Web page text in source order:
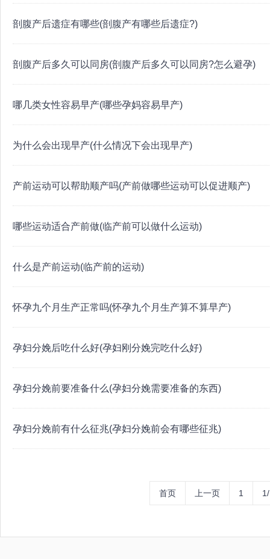
剖腹产后遗症有哪些(剖腹产有哪些后遗症?)
剖腹产后多久可以同房(剖腹产后多久可以同房?怎么避孕)
哪几类女性容易早产(哪些孕妈容易早产)
为什么会出现早产(什么情况下会出现早产)
产前运动可以帮助顺产吗(产前做哪些运动可以促进顺产)
哪些运动适合产前做(临产前可以做什么运动)
什么是产前运动(临产前的运动)
怀孕九个月生产正常吗(怀孕九个月生产算不算早产)
孕妇分娩后吃什么好(孕妇刚分娩完吃什么好)
孕妇分娩前要准备什么(孕妇分娩需要准备的东西)
孕妇分娩前有什么征兆(孕妇分娩前会有哪些征兆)
首页 上一页 1